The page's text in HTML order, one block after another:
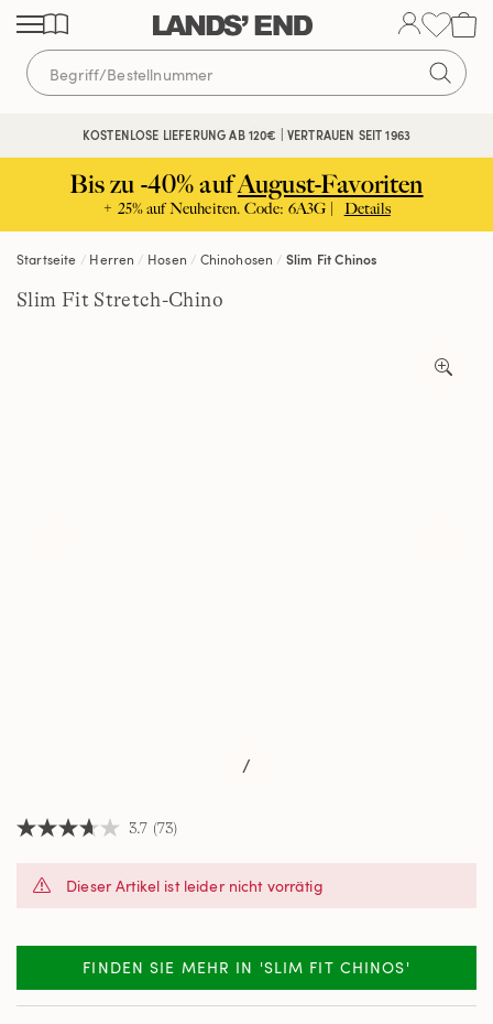
Direkt
zum
Inhalt
Direkt
zur
Navigation
Direkt
zur
Suche
KOSTENLOSE LIEFERUNG AB 120€ | VERTRAUEN SEIT 1963
KOSTENFREIE RÜCKSENDUNG
Bis zu -40% aufAugust-Favoriten
+ 25% auf Neuheiten. Code: 6A3G | Details
Startseite Herren Hosen Chinohosen Slim Fit Chinos
Slim Fit Stretch-Chino
/
3.7
Sternen,
Bewertung.
Reviews.
Link
3.7 (73)
Dieser Artikel ist leider nicht vorrätig
FINDEN SIE MEHR IN 'SLIM FIT CHINOS'